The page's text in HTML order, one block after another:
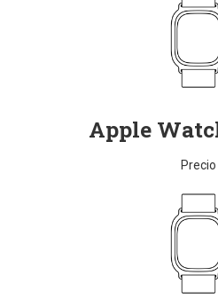
Apple
Precio